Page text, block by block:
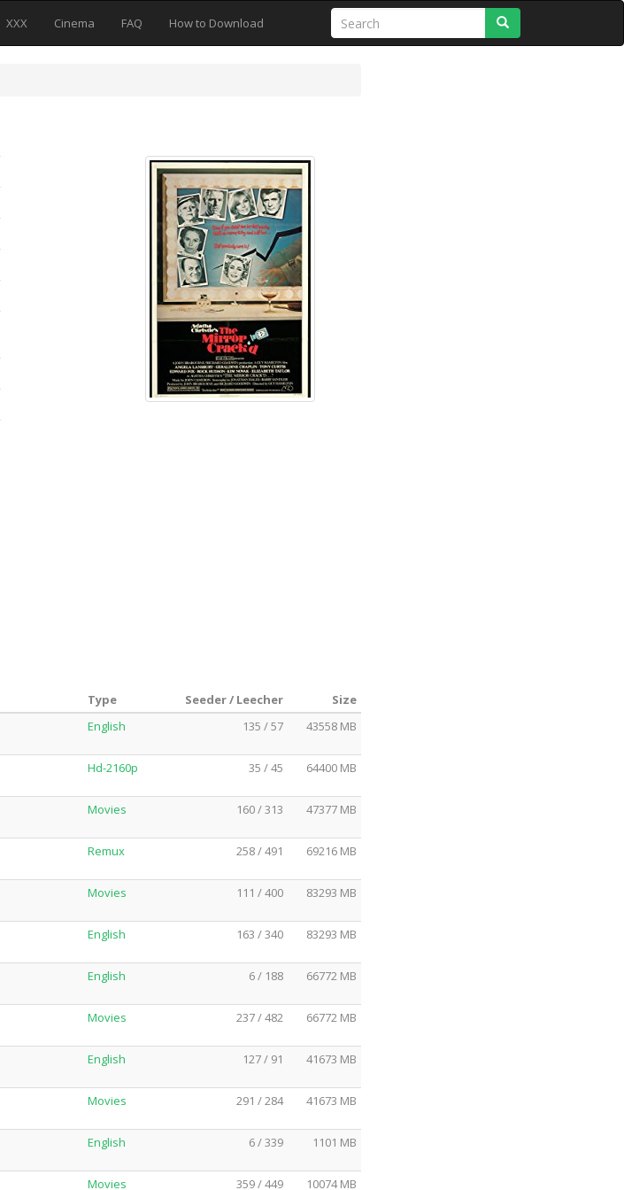
XXX Cinema FAQ How to Download
Type Seeder / Leecher
Size
English 135 / 57 43558 MB
Hd-2160p 35 / 45 64400 MB
Movies 160 / 313 47377 MB
Remux 258 / 491 69216 MB
Movies 111 / 400 83293 MB
English 163 / 340 83293 MB
English 6 / 188 66772 MB
Movies 237 / 482 66772 MB
English 127 / 91 41673 MB
Movies 291 / 284 41673 MB
English 6 / 339 1101 MB
Movies 359 / 449 10074 MB